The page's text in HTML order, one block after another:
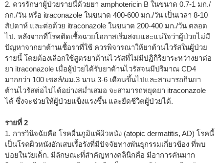
2. ควรรักษาผู้ป่วยรายนี้ด้วยยา amphotericin B ในขนาด 0.7-1 มก./
กก./วัน หรือ itraconazole ในขนาด 400-600 มก./วัน เป็นเวลา 8-10
สัปดาห์ และต่อด้วย itraconazole ในขนาด 200-400 มก./วัน ตลอด
ไป. หลังจากที่โรคติดเชื้อฉวยโอกาสเริ่มสงบและแน่ใจว่าผู้ป่วยไม่มี
ปัญหาจากยาต้านเชื้อราที่ใช้ ควรพิจารณาให้ยาต้านไวรัสในผู้ป่วย
รายนี้ โดยต้องเลือกใช้สูตรยาต้านไวรัสที่ไม่มีปฏิกิริยาระหว่างยาต่อ
ยา itraconazole เมื่อผู้ป่วยได้รับยาต้านไวรัสจนมีปริมาณ CD4
มากกว่า 100 เซลล์/มม.3 นาน 3-6 เดือนขึ้นไปและสามารถกินยา
ต้านไวรัสต่อไปได้อย่างสม่ำเสมอ จะสามารถหยุดยา itraconazole
ได้ ซึ่งจะช่วยให้ผู้ป่วยแข็งแรงขึ้น และยืดชีวิตผู้ป่วยได้.
รายที่ 2
1. การวินิจฉัยคือ โรคผื่นภูมิแพ้ผิวหนัง (atopic dermatitis, AD) โรคนี้
เป็นโรคผิวหนังอักเสบเรื้อรังที่มีปัจจัยทางพันธุกรรมเกี่ยวข้อง ที่พบ
บ่อยในวัยเด็ก. มีลักษณะที่สำคัญทางคลินิกคือ มีอาการคันมาก